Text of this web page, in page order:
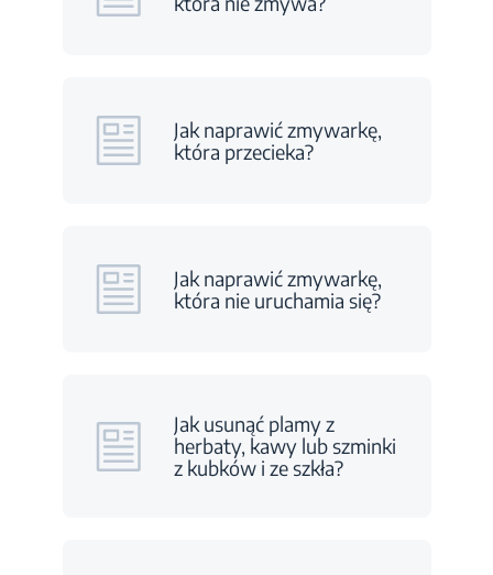
Jak naprawić zmywarkę,
która przecieka?
Jak naprawić zmywarkę,
która nie uruchamia się?
Jak usunąć plamy z
herbaty, kawy lub szminki
z kubków i ze szkła?